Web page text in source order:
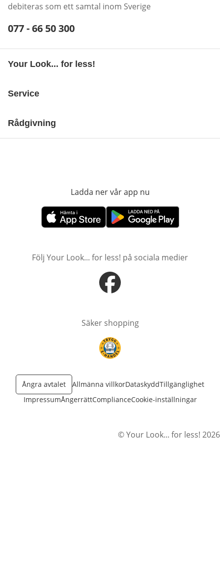
debiteras som ett samtal inom Sverige
Telefonnummer:
077 - 66 50 300
Your Look... for less!
Service
Rådgivning
Ladda ner vår app nu
öppnas i nytt fönsteröppnas i nytt fönster
Följ Your Look... for less! på sociala medier
öppnas i nytt fönster
Säker shopping
öppnas i nytt fönster
Ångra avtalet Allmänna villkorDataskyddTillgänglighet
ImpressumÅngerrättComplianceCookie-inställningar
© Your Look... for less! 2026